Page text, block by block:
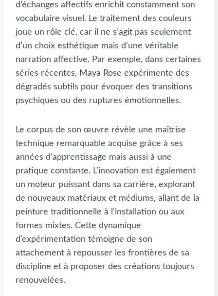
d’échanges affectifs enrichit constamment son
vocabulaire visuel. Le traitement des couleurs
joue un rôle clé, car il ne s’agit pas seulement
d’un choix esthétique mais d’une véritable
narration affective. Par exemple, dans certaines
séries récentes, Maya Rose expérimente des
dégradés subtils pour évoquer des transitions
psychiques ou des ruptures émotionnelles.
Le corpus de son œuvre révèle une maîtrise
technique remarquable acquise grâce à ses
années d’apprentissage mais aussi à une
pratique constante. L’innovation est également
un moteur puissant dans sa carrière, explorant
de nouveaux matériaux et médiums, allant de la
peinture traditionnelle à l’installation ou aux
formes mixtes. Cette dynamique
d’expérimentation témoigne de son
attachement à repousser les frontières de sa
discipline et à proposer des créations toujours
renouvelées.